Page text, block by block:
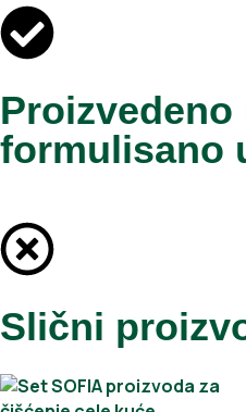
Proizvedeno
formulisano
Slični